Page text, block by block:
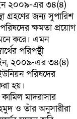
২০০৯-এর ৩৪(৪)
গ্রহণের জন্য সুপারিশ
ক্ষমতা প্রয়োগ
করে। এমন
পরিপন্থী
২০০৯-এর ৩৪(৪)
পরিষদের
হয়।
মাদরাসার
ও তাঁর অনুসারীরা